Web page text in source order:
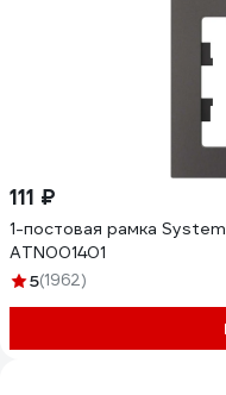
111 ₽
1-постовая рамка
ATN001401
5(1962)